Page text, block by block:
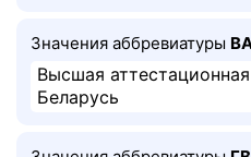
Значения аббревиатуры
Высшая
Беларусь